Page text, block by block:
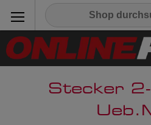
Stecker